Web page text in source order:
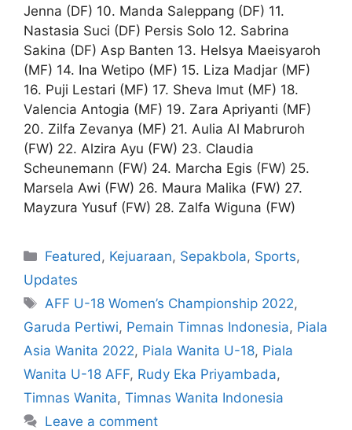
Jenna (DF) 10. Manda Saleppang (DF) 11.
Nastasia Suci (DF) Persis Solo 12. Sabrina
Sakina (DF) Asp Banten 13. Helsya Maeisyaroh
(MF) 14. Ina Wetipo (MF) 15. Liza Madjar (MF)
16. Puji Lestari (MF) 17. Sheva Imut (MF) 18.
Valencia Antogia (MF) 19. Zara Apriyanti (MF)
20. Zilfa Zevanya (MF) 21. Aulia Al Mabruroh
(FW) 22. Alzira Ayu (FW) 23. Claudia
Scheunemann (FW) 24. Marcha Egis (FW) 25.
Marsela Awi (FW) 26. Maura Malika (FW) 27.
Mayzura Yusuf (FW) 28. Zalfa Wiguna (FW)
Featured , Kejuaraan, Sepakbola, Sports,
Updates
AFF U-18 Women’s Championship 2022,
Garuda Pertiwi, Pemain Timnas Indonesia, Piala
Asia Wanita 2022, Piala Wanita U-18, Piala
Wanita U-18 AFF, Rudy Eka Priyambada,
Timnas Wanita, Timnas Wanita Indonesia
Leave a comment